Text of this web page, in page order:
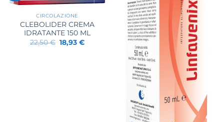
CIRCOLAZIONE
CLEBOLIDER CREMA
IDRATANTE 150 ML
22,50€ Il
prezzo
18,93€Il